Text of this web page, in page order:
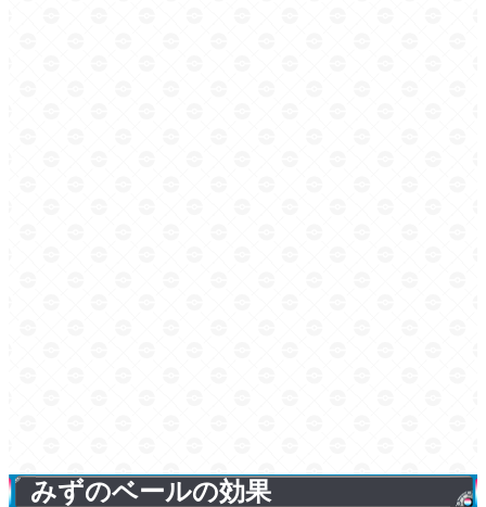
みずのベールの効果